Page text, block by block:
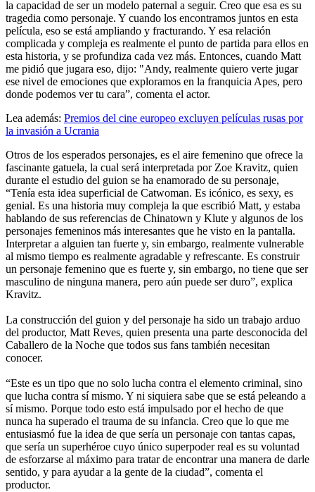
la capacidad de ser un modelo paternal a seguir. Creo que esa es su
tragedia como personaje. Y cuando los encontramos juntos en esta
película, eso se está ampliando y fracturando. Y esa relación
complicada y compleja es realmente el punto de partida para ellos en
esta historia, y se profundiza cada vez más. Entonces, cuando Matt
me pidió que jugara eso, dijo: "Andy, realmente quiero verte jugar
ese nivel de emociones que exploramos en la franquicia Apes, pero
donde podemos ver tu cara”, comenta el actor.
Lea además: Premios del cine europeo excluyen películas rusas por
la invasión a Ucrania
Otros de los esperados personajes, es el aire femenino que ofrece la
fascinante gatuela, la cual será interpretada por Zoe Kravitz, quien
durante el estudio del guion se ha enamorado de su personaje,
“Tenía esta idea superficial de Catwoman. Es icónico, es sexy, es
genial. Es una historia muy compleja la que escribió Matt, y estaba
hablando de sus referencias de Chinatown y Klute y algunos de los
personajes femeninos más interesantes que he visto en la pantalla.
Interpretar a alguien tan fuerte y, sin embargo, realmente vulnerable
al mismo tiempo es realmente agradable y refrescante. Es construir
un personaje femenino que es fuerte y, sin embargo, no tiene que ser
masculino de ninguna manera, pero aún puede ser duro”, explica
Kravitz.
La construcción del guion y del personaje ha sido un trabajo arduo
del productor, Matt Reves, quien presenta una parte desconocida del
Caballero de la Noche que todos sus fans también necesitan
conocer.
“Este es un tipo que no solo lucha contra el elemento criminal, sino
que lucha contra sí mismo. Y ni siquiera sabe que se está peleando a
sí mismo. Porque todo esto está impulsado por el hecho de que
nunca ha superado el trauma de su infancia. Creo que lo que me
entusiasmó fue la idea de que sería un personaje con tantas capas,
que sería un superhéroe cuyo único superpoder real es su voluntad
de esforzarse al máximo para tratar de encontrar una manera de darle
sentido, y para ayudar a la gente de la ciudad”, comenta el
productor.